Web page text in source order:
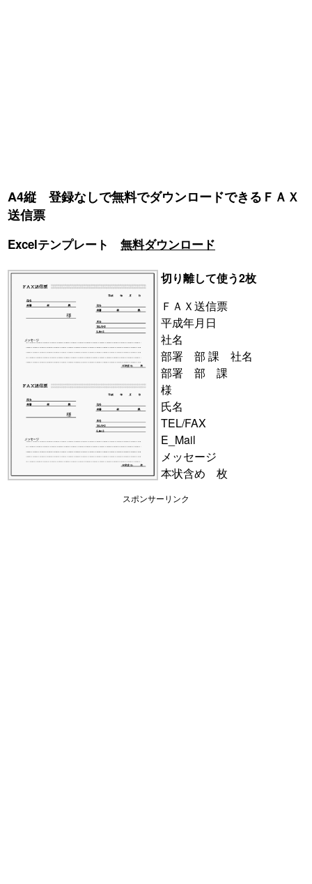
A4縦 登録なしで無料でダウンロードできるＦＡＸ
送信票
Excelテンプレート 無料ダウンロード
切り離して使う2枚
ＦＡＸ送信票
平成年月日
社名
部署 部 課 社名
部署 部 課
様
氏名
TEL/FAX
E_Mail
メッセージ
本状含め 枚
スポンサーリンク